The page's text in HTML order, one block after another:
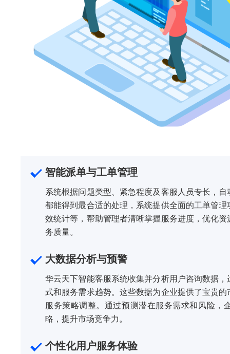
智能派单与工单管理
系统根据问题类型、紧急程度及客服人员专长，
都能得到最合适的处理，系统提供全面的工单管
效统计等，帮助管理者清晰掌握服务进度，优化
务质量。
大数据分析与预警
华云天下智能客服系统收集并分析用户咨询数据
式和服务需求趋势。这些数据为企业提供了宝贵
服务策略调整。通过预测潜在服务需求和风险，
略，提升市场竞争力。
个性化用户服务体验